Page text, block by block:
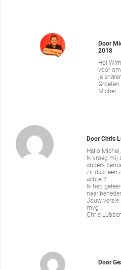
Door
2018
Hoi
voor
je
Groeten
Michel
DoorChris
Hallo Michel,
Ik vroeg mij
anders
zit daar een
achter?
Ik heb
naar
Jouw versie
mvg
Chris
Door